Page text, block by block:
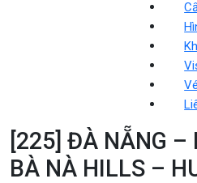
[225] ĐÀ NẴNG –
BÀ NÀ HILLS –